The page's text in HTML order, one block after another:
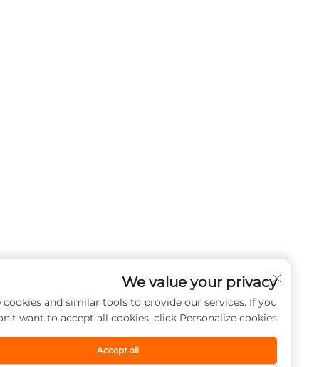
We value your privacy
use cookies and similar tools to provide our services. If you
don't want to accept all cookies, click Personalize cookies.
Accept all